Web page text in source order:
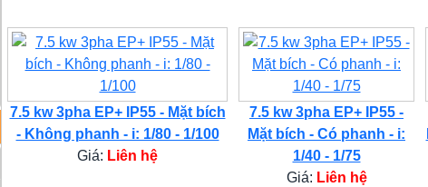
7.5 kw 3pha EP+ IP55 - Mặt bích
- Không phanh - i: 1/80 - 1/100
Giá: Liên hệ
7.5 kw 3pha EP+ IP55 -
Mặt bích - Có phanh - i:
1/40 - 1/75
Giá: Liên hệ